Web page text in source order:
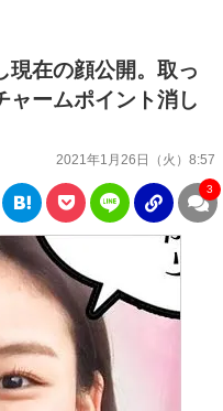
現在の顔公開。取っ
ャームポイント消し
2021年1月26日（火）8:57
3